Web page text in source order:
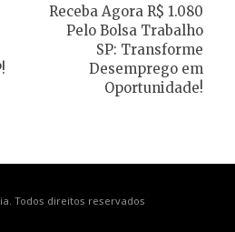
Receba Agora R$ 1.080
Pelo Bolsa Trabalho
SP: Transforme
Desemprego em
Oportunidade!
Todos direitos reservados